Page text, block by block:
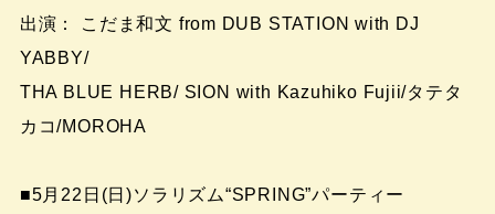
出演： こだま和文 from DUB STATION with DJ
YABBY/
THA BLUE HERB/ SION with Kazuhiko Fujii/タテタ
カコ/MOROHA
■5月22日(日)ソラリズム“SPRING”パーティー